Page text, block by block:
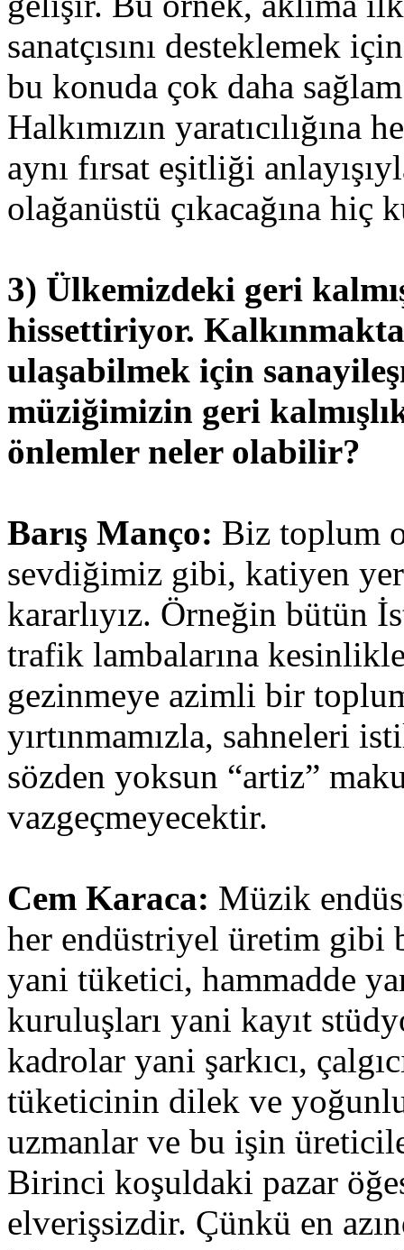
sanatçısını desteklemek
bu konuda çok daha
Halkımızın
aynı fırsat eşitliği
olağanüstü çıkacağına hiç
3) Ülkemizdeki geri
hissettiriyor.
ulaşabilmek için
müziğimizin geri
önlemler neler olabilir?
Barış Manço: Biz toplum
sevdiğimiz gibi, katiyen
kararlıyız. Örneğin bütün
trafik lambalarına
gezinmeye azimli bir
yırtınmamızla, sahneleri
sözden yoksun “artiz”
vazgeçmeyecektir.
Cem Karaca: Müzik
her endüstriyel üretim gibi
yani tüketici, hammadde
kuruluşları yani kayıt
kadrolar yani şarkıcı,
tüketicinin dilek ve
uzmanlar ve bu işin
Birinci koşuldaki pazar
elverişsizdir. Çünkü en